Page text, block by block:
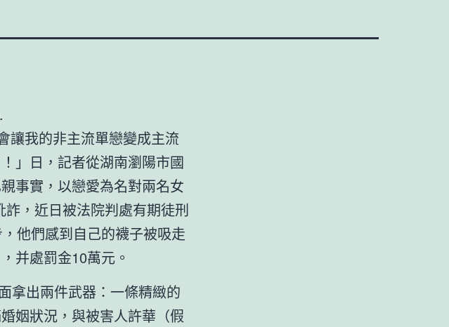
讓我的非主流單戀變成主流
」日，記者從湖南瀏陽市國
事實，以戀愛為名對兩名女
，近日被法院判處有期徒刑
他們感到自己的襪子被吸走
并處罰金10萬元。
拿出兩件武器：一條精緻的
姻狀況，與被害人許華（假